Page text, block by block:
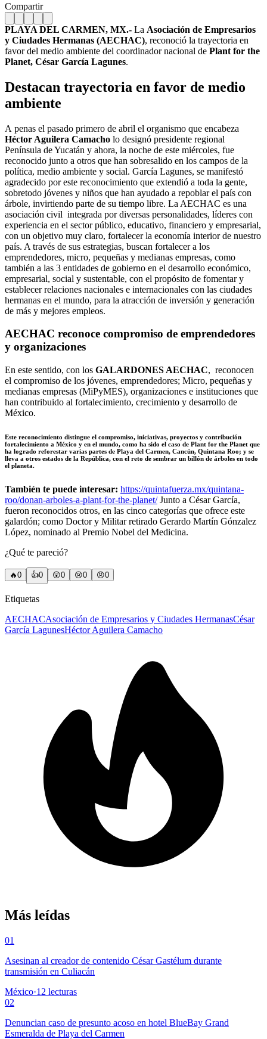
Compartir
PLAYA DEL CARMEN, MX.- La Asociación de Empresarios
y Ciudades Hermanas (AECHAC), reconoció la trayectoria en
favor del medio ambiente del coordinador nacional de Plant for the
Planet, César García Lagunes.
Destacan trayectoria en favor de medio
ambiente
A penas el pasado primero de abril el organismo que encabeza
Héctor Aguilera Camacho lo designó presidente regional
Península de Yucatán y ahora, la noche de este miércoles, fue
reconocido junto a otros que han sobresalido en los campos de la
política, medio ambiente y social. García Lagunes, se manifestó
agradecido por este reconocimiento que extendió a toda la gente,
sobretodo jóvenes y niños que han ayudado a repoblar el país con
árbole, invirtiendo parte de su tiempo libre. La AECHAC es una
asociación civil integrada por diversas personalidades, líderes con
experiencia en el sector público, educativo, financiero y empresarial,
con un objetivo muy claro, fortalecer la economía interior de nuestro
país. A través de sus estrategias, buscan fortalecer a los
emprendedores, micro, pequeñas y medianas empresas, como
también a las 3 entidades de gobierno en el desarrollo económico,
empresarial, social y sustentable, con el propósito de fomentar y
establecer relaciones nacionales e internacionales con las ciudades
hermanas en el mundo, para la atracción de inversión y generación
de más y mejores empleos.
AECHAC reconoce compromiso de emprendedores
y organizaciones
En este sentido, con los GALARDONES AECHAC, reconocen
el compromiso de los jóvenes, emprendedores; Micro, pequeñas y
medianas empresas (MiPyMES), organizaciones e instituciones que
han contribuido al fortalecimiento, crecimiento y desarrollo de
México.
Este reconocimiento distingue el compromiso, iniciativas, proyectos y contribución
fortalecimiento a México y en el mundo, como ha sido el caso de Plant for the Planet que
ha logrado reforestar varias partes de Playa del Carmen, Cancún, Quintana Roo; y se
lleva a otros estados de la República, con el reto de sembrar un billón de árboles en todo
el planeta.
También te puede interesar: https://quintafuerza.mx/quintana-
roo/donan-arboles-a-plant-for-the-planet/Junto a César García,
fueron reconocidos otros, en las cinco categorías que ofrece este
galardón; como Doctor y Militar retirado Gerardo Martín Gónzalez
López, nominado al Premio Nobel del Medicina.
¿Qué te pareció?
🔥0 👍0 😲0 😢0 😠0
Etiquetas
AECHACAsociación de Empresarios y Ciudades HermanasCésar
García LagunesHéctor Aguilera Camacho
Más leídas
01
Asesinan al creador de contenido César Gastélum durante
transmisión en Culiacán
México·12 lecturas
02
Denuncian caso de presunto acoso en hotel BlueBay Grand
Esmeralda de Playa del Carmen